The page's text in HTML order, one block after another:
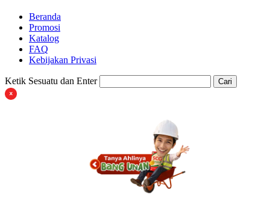
Beranda
Promosi
Katalog
FAQ
Kebijakan Privasi
Ketik Sesuatu dan Enter Cari